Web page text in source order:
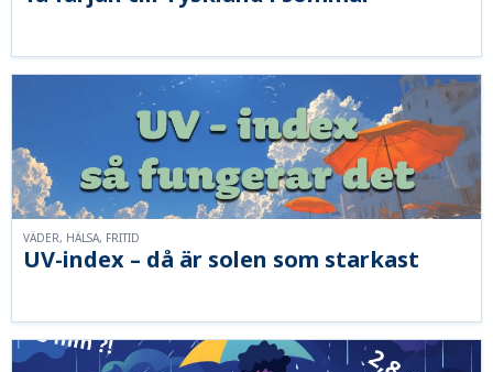
UV-index – då är solen som starkast
VÄDER, HÄLSA, FRITID